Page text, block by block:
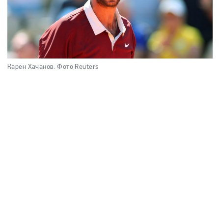
Карен Хачанов. Фото Reuters